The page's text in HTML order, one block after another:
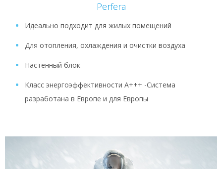
Perfera
Идеально подходит для жилых помещений
Для отопления, охлаждения и очистки воздуха
Настенный блок
Класс энергоэффективности A+++ -Система
разработана в Европе и для Европы